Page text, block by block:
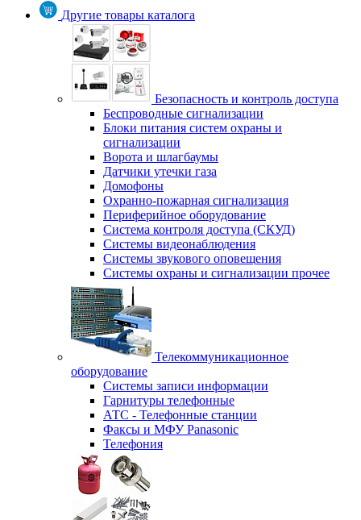
Другие товары каталога
Безопасность и контроль доступа
Беспроводные сигнализации
Блоки питания систем охраны и
сигнализации
Ворота и шлагбаумы
Датчики утечки газа
Домофоны
Охранно-пожарная сигнализация
Периферийное оборудование
Система контроля доступа (СКУД)
Системы видеонаблюдения
Системы звукового оповещения
Системы охраны и сигнализации прочее
Телекоммуникационное
оборудование
Системы записи информации
Гарнитуры телефонные
АТС - Телефонные станции
Факсы и МФУ Panasonic
Телефония